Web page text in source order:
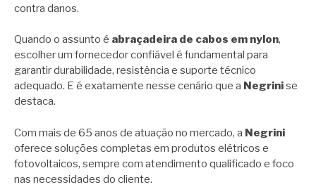
contra danos.
Quando o assunto é abraçadeira de cabos em nylon,
escolher um fornecedor confiável é fundamental para
garantir durabilidade, resistência e suporte técnico
adequado. E é exatamente nesse cenário que a Negrinise
destaca.
Com mais de 65 anos de atuação no mercado, a Negrini
oferece soluções completas em produtos elétricos e
fotovoltaicos, sempre com atendimento qualificado e foco
nas necessidades do cliente.